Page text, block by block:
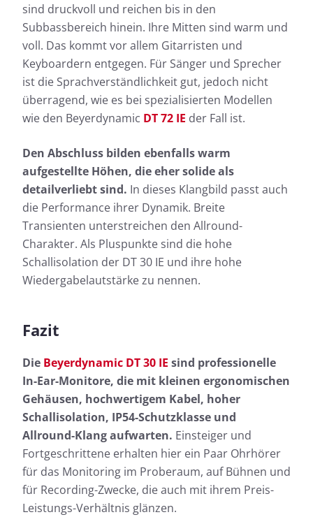
sind druckvoll und reichen bis in den
Subbassbereich hinein. Ihre Mitten sind warm und
voll. Das kommt vor allem Gitarristen und
Keyboardern entgegen. Für Sänger und Sprecher
ist die Sprachverständlichkeit gut, jedoch nicht
überragend, wie es bei spezialisierten Modellen
wie den Beyerdynamic DT 72 IE der Fall ist.
Den Abschluss bilden ebenfalls warm
aufgestellte Höhen, die eher solide als
detailverliebt sind. In dieses Klangbild passt auch
die Performance ihrer Dynamik. Breite
Transienten unterstreichen den Allround-
Charakter. Als Pluspunkte sind die hohe
Schallisolation der DT 30 IE und ihre hohe
Wiedergabelautstärke zu nennen.
Fazit
Die Beyerdynamic DT 30 IE sind professionelle
In-Ear-Monitore, die mit kleinen ergonomischen
Gehäusen, hochwertigem Kabel, hoher
Schallisolation, IP54-Schutzklasse und
Allround-Klang aufwarten. Einsteiger und
Fortgeschrittene erhalten hier ein Paar Ohrhörer
für das Monitoring im Proberaum, auf Bühnen und
für Recording-Zwecke, die auch mit ihrem Preis-
Leistungs-Verhältnis glänzen.